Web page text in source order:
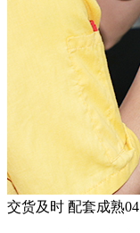
交货及时 配套成熟04